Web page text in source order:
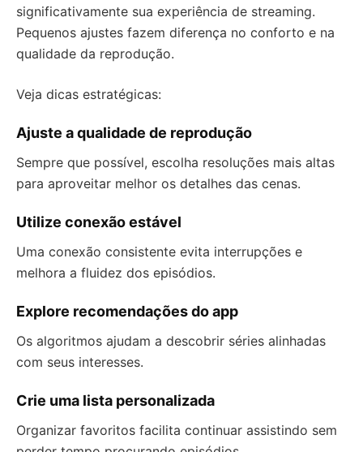
significativamente sua experiência de streaming.
Pequenos ajustes fazem diferença no conforto e na
qualidade da reprodução.
Veja dicas estratégicas:
Ajuste a qualidade de reprodução
Sempre que possível, escolha resoluções mais altas
para aproveitar melhor os detalhes das cenas.
Utilize conexão estável
Uma conexão consistente evita interrupções e
melhora a fluidez dos episódios.
Explore recomendações do app
Os algoritmos ajudam a descobrir séries alinhadas
com seus interesses.
Crie uma lista personalizada
Organizar favoritos facilita continuar assistindo sem